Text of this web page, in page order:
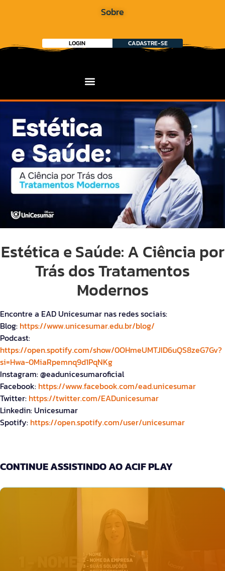
Sobre
LOGIN CADASTRE-SE
Estética e Saúde: A Ciência por
Trás dos Tratamentos
Modernos
Encontre a EAD Unicesumar nas redes sociais:
Blog: https://www.unicesumar.edu.br/blog/
Podcast:
https://open.spotify.com/show/0OHmeUMTJID6uQS8zeG7Gv?
si=Hwa-0MiaRpemnq9d1PqNKg
Instagram: @eadunicesumaroficial
Facebook: https://www.facebook.com/ead.unicesumar
Twitter: https://twitter.com/EADunicesumar
Linkedin: Unicesumar
Spotify: https://open.spotify.com/user/unicesumar
CONTINUE ASSISTINDO AO ACIF PLAY